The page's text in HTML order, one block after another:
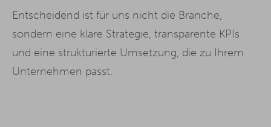
Entscheidend ist für uns nicht die Branche,
sondern eine klare Strategie, transparente KPIs
und eine strukturierte Umsetzung, die zu Ihrem
Unternehmen passt.